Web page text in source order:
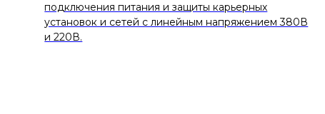
подключения питания и защиты карьерных
установок и сетей с линейным напряжением 380В
и 220В.